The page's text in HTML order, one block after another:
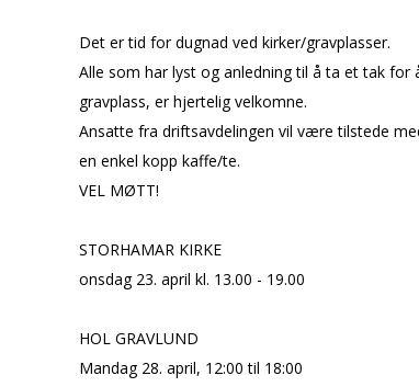
Det er tid for dugnad ved kirker/gravplasser.
Alle som har lyst og anledning til å ta et tak for
gravplass, er hjertelig velkomne.
Ansatte fra driftsavdelingen vil være tilstede
en enkel kopp kaffe/te.
VEL MØTT!
STORHAMAR KIRKE
onsdag 23. april kl. 13.00 - 19.00
HOL GRAVLUND
Mandag 28. april, 12:00 til 18:00